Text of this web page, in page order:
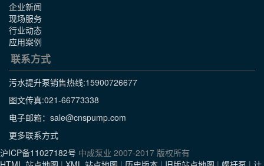
企业新闻
现场服务
行业动态
应用案例
联系方式
污水提升泵销售热线:15900726677
图文传真:021-66773338
电子邮箱：sale@cnspump.com
更多联系方式
沪ICP备11027182号 中成泵业 2007-2017 版权所有